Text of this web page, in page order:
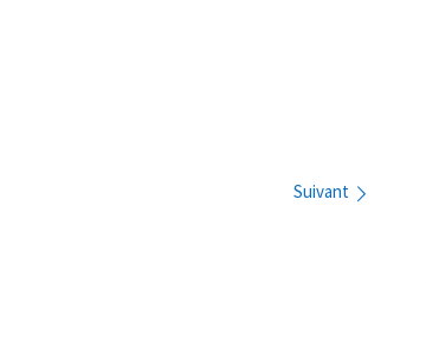
Suivant